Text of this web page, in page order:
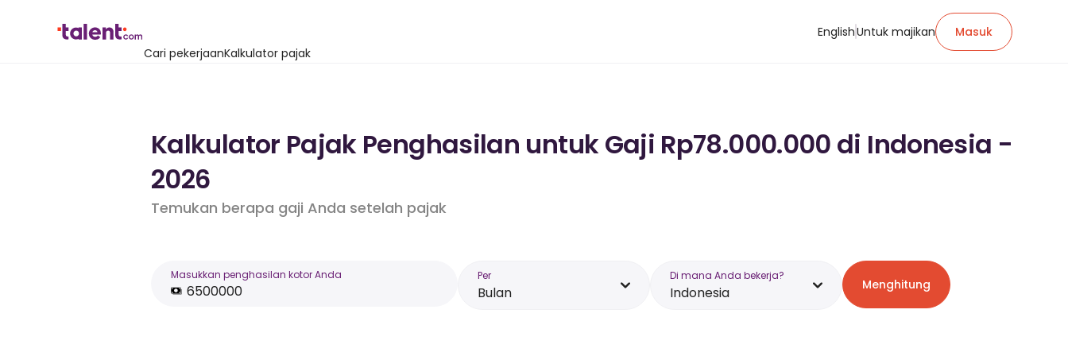
Cari pekerjaanKalkulator pajak
EnglishUntuk majikan Masuk
Kalkulator Pajak Penghasilan untuk Gaji Rp78.000.000 di Indonesia -
2026
Temukan berapa gaji Anda setelah pajak
Masukkan penghasilan kotor Anda Per
Bulan
Di mana Anda bekerja?
Indonesia Menghitung